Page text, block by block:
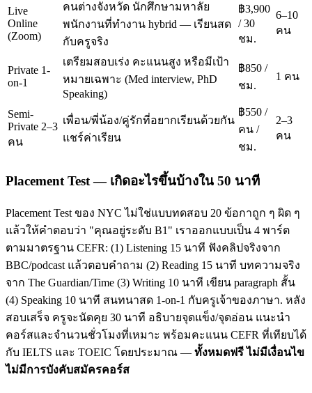
Live
Online
(Zoom)
คนต่างจังหวัด นักศึกษามหาลัย
พนักงานที่ทำงาน hybrid — เรียนสด
กับครูจริง
฿3,900
/ 30
ชม.
6–10
คน
Private 1-
on-1
เตรียมสอบเร่ง คะแนนสูง หรือมีเป้า
หมายเฉพาะ (Med interview, PhD
Speaking)
฿850 /
ชม.
1 คน
Semi-
Private 2–3
คน
เพื่อน/พี่น้อง/คู่รักที่อยากเรียนด้วยกัน
แชร์ค่าเรียน
฿550 /
คน /
ชม.
2–3
คน
Placement Test — เกิดอะไรขึ้นบ้างใน 50 นาที
Placement Test ของ NYC ไม่ใช่แบบทดสอบ 20 ข้อกาถูก ๆ ผิด ๆ
แล้วให้คำตอบว่า "คุณอยู่ระดับ B1" เราออกแบบเป็น 4 พาร์ต
ตามมาตรฐาน CEFR: (1) Listening 15 นาที ฟังคลิปจริงจาก
BBC/podcast แล้วตอบคำถาม (2) Reading 15 นาที บทความจริง
จาก The Guardian/Time (3) Writing 10 นาที เขียน paragraph สั้น
(4) Speaking 10 นาที สนทนาสด 1-on-1 กับครูเจ้าของภาษา. หลัง
สอบเสร็จ ครูจะนัดคุย 30 นาที อธิบายจุดแข็ง/จุดอ่อน แนะนำ
คอร์สและจำนวนชั่วโมงที่เหมาะ พร้อมคะแนน CEFR ที่เทียบได้
กับ IELTS และ TOEIC โดยประมาณ — ทั้งหมดฟรี ไม่มีเงื่อนไข
ไม่มีการบังคับสมัครคอร์ส